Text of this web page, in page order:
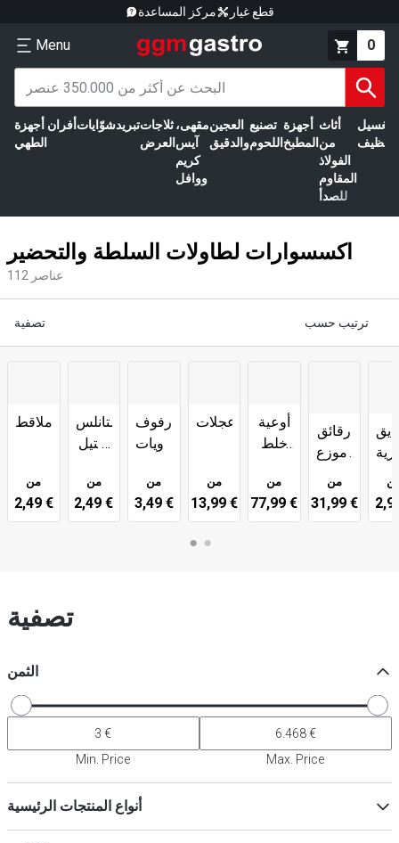
مركز المساعدة قطع غيار
Menu 0
أجهزة
الطهي
أفران شوّاياتتبريدثلاجات
العرض
مقهى،
آيس
كريم
ووافل
العجين
والدقيق
تصنيع
اللحوم
أجهزة
المطبخ
أثاث
من
الفولاذ
المقاوم
للصدأ
الغسيل
اكسسوارات لطاولات السلطة والتحضير
112 عناصر
تصفية ترتيب حسب
ملاقط
من
2,49 €
ستانلس
ستيل
حاويات
من
2,49 €
رفوف
لحاويات
من
3,49 €
عجلات
من
13,99 €
أوعية
خلط
من
77,99 €
رقائق
وموزع
الألمنيوم
من
31,99 €
تصفية
الثمن
Min. Price Max. Price
أنواع المنتجات الرئيسية